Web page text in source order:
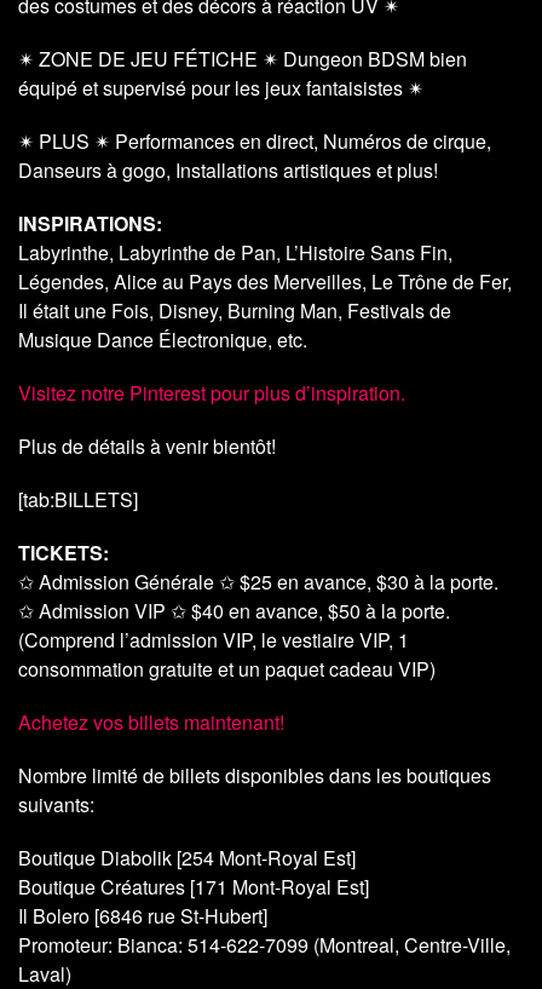
✴ ZONE DE JEU FÉTICHE ✴ Dungeon BDSM bien
équipé et supervisé pour les jeux fantaisistes ✴
✴ PLUS ✴ Performances en direct, Numéros de cirque,
Danseurs à gogo, Installations artistiques et plus!
INSPIRATIONS:
Labyrinthe, Labyrinthe de Pan, L’Histoire Sans Fin,
Légendes, Alice au Pays des Merveilles, Le Trône de Fer,
Il était une Fois, Disney, Burning Man, Festivals de
Musique Dance Électronique, etc.
Visitez notre Pinterest pour plus d’inspiration.
Plus de détails à venir bientôt!
[tab:BILLETS]
TICKETS:
✩ Admission Générale ✩ $25 en avance, $30 à la porte.
✩ Admission VIP ✩ $40 en avance, $50 à la porte.
(Comprend l’admission VIP, le vestiaire VIP, 1
consommation gratuite et un paquet cadeau VIP)
Achetez vos billets maintenant!
Nombre limité de billets disponibles dans les boutiques
suivants:
Boutique Diabolik [254 Mont-Royal Est]
Boutique Créatures [171 Mont-Royal Est]
Il Bolero [6846 rue St-Hubert]
Promoteur: Bianca: 514-622-7099 (Montreal, Centre-Ville,
Laval)